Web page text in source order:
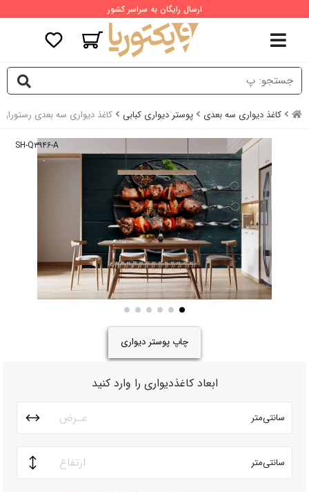
ارسال رایگان به سراسر کشور
کاغذ دیواری سه بعدی پوستر دیواری کبابی کاغذ دیواری سه بعدی
SH-Q۳۹۴۶-A
چاپ پوستر دیواری
ابعاد کاغذدیواری را وارد کنید
سانتی‌متر
سانتی‌متر